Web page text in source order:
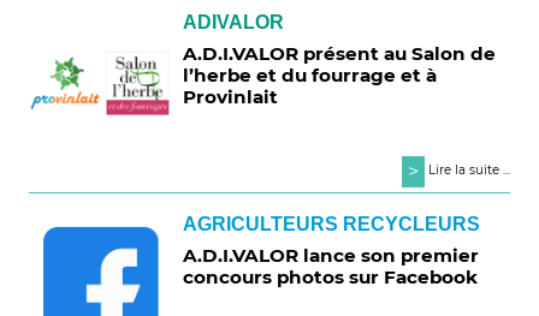
ADIVALOR
A.D.I.VALOR présent au Salon de
l’herbe et du fourrage et à
Provinlait
> Lire la suite ...
AGRICULTEURS RECYCLEURS
A.D.I.VALOR lance son premier
concours photos sur Facebook